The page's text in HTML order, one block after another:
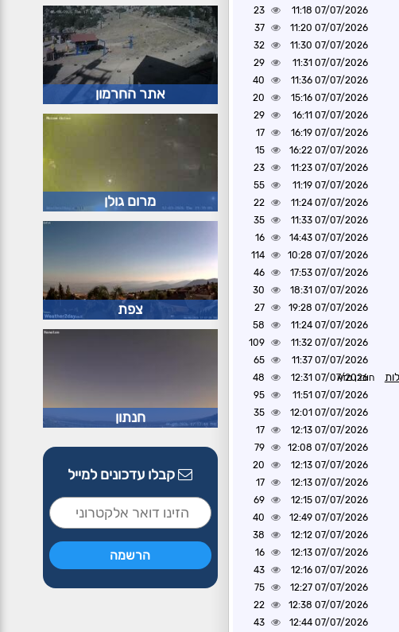
07/07/2026 11:18
23
07/07/2026 11:20
37
07/07/2026 11:30
32
07/07/2026 11:31
29
07/07/2026 11:36
40
07/07/2026 15:16
20
07/07/2026 16:11
29
07/07/2026 16:19
17
07/07/2026 16:22
15
07/07/2026 11:23
23
07/07/2026 11:19
55
07/07/2026 11:24
22
07/07/2026 11:33
35
07/07/2026 14:43
16
07/07/2026 10:28
114
07/07/2026 17:53
46
07/07/2026 18:31
30
07/07/2026 19:28
27
07/07/2026 11:24
58
07/07/2026 11:32
109
07/07/2026 11:37
65
חובבן מזא
07/07/2026 12:31
48
07/07/2026 11:51
95
07/07/2026 12:01
35
07/07/2026 12:13
17
07/07/2026 12:08
79
07/07/2026 12:13
20
07/07/2026 12:13
17
07/07/2026 12:15
69
07/07/2026 12:49
40
07/07/2026 12:12
38
07/07/2026 12:13
16
07/07/2026 12:16
43
07/07/2026 12:27
75
07/07/2026 12:38
22
07/07/2026 12:44
43
אתר החרמון
מרום גולן
צפת
חנתון
קבלו עדכונים למייל